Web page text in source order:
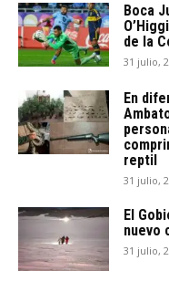
Boca
de la
31 julio,
En
reptil
31 julio,
El
nuevo
31 julio,